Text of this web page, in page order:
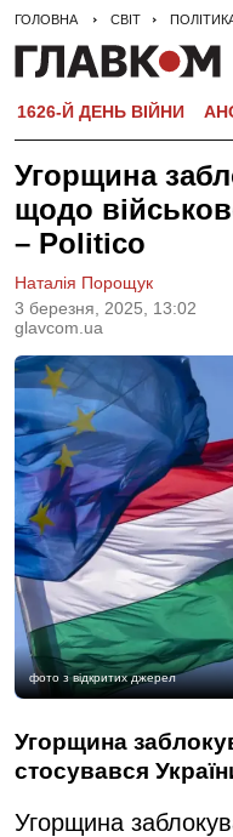
ГОЛОВНА СВІТ
1626-Й ДЕНЬ ВІЙНИ
Угорщина
щодо
– Politico
3 березня, 2025, 13:02
glavcom.ua
Наталія Порощук
фото з відкритих джерел
Угорщина
стосувався
Угорщина